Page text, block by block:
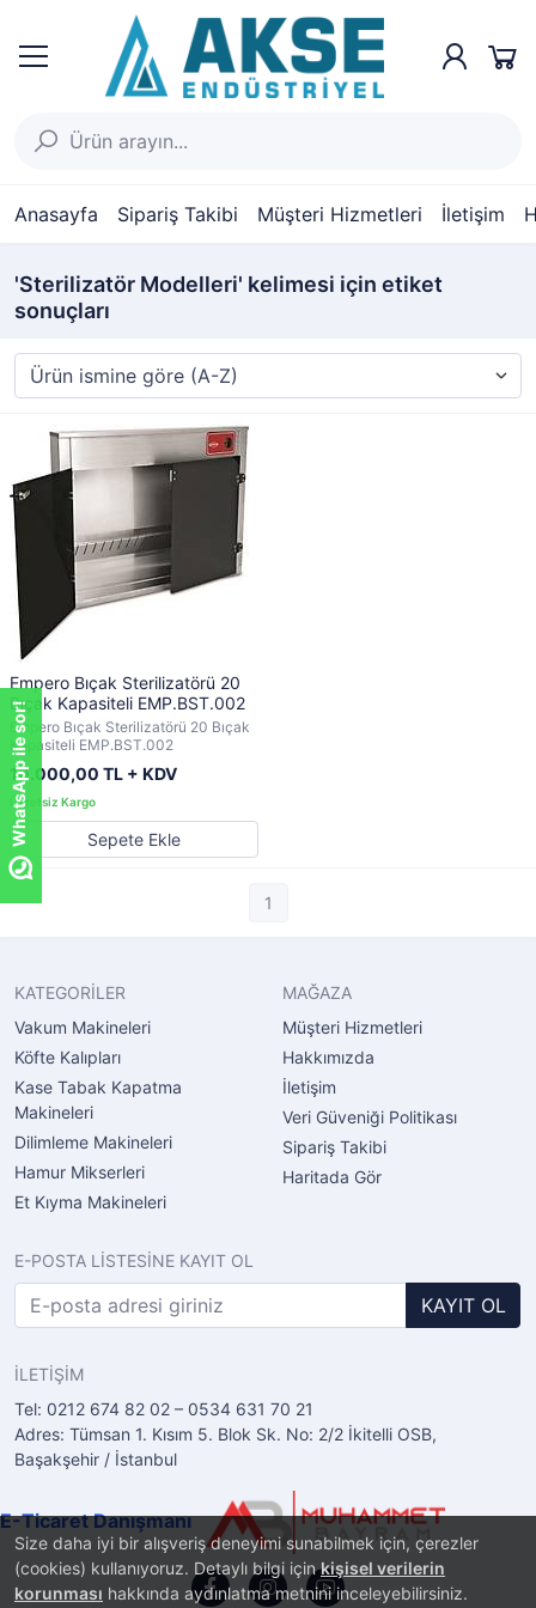
Anasayfa Sipariş Takibi Müşteri Hizmetleri İletişim
Size daha iyi bir alışveriş deneyimi sunabilmek için, çerezler
(cookies) kullanıyoruz. Detaylı bilgi içinkişisel verilerin
korunması hakkında aydınlatma metnini inceleyebilirsiniz.
'Sterilizatör Modelleri' kelimesi için etiket
sonuçları
Empero Bıçak Sterilizatörü 20
Bıçak Kapasiteli EMP.BST.002
Empero Bıçak Sterilizatörü 20 Bıçak
Kapasiteli EMP.BST.002
10.000,00 TL + KDV
Sepete Ekle
1
KATEGORİLER
Vakum Makineleri
Köfte Kalıpları
Kase Tabak Kapatma
Makineleri
Dilimleme Makineleri
Hamur Mikserleri
Et Kıyma Makineleri
MAĞAZA
Müşteri Hizmetleri
Hakkımızda
İletişim
Veri Güveniği Politikası
Sipariş Takibi
Haritada Gör
E-POSTA LİSTESİNE KAYIT OL
KAYIT OL
İLETİŞİM
Tel: 0212 674 82 02 – 0534 631 70 21
Adres: Tümsan 1. Kısım 5. Blok Sk. No: 2/2 İkitelli OSB,
Başakşehir / İstanbul
E-Ticaret Danışmanı
WhatsApp ile sor!